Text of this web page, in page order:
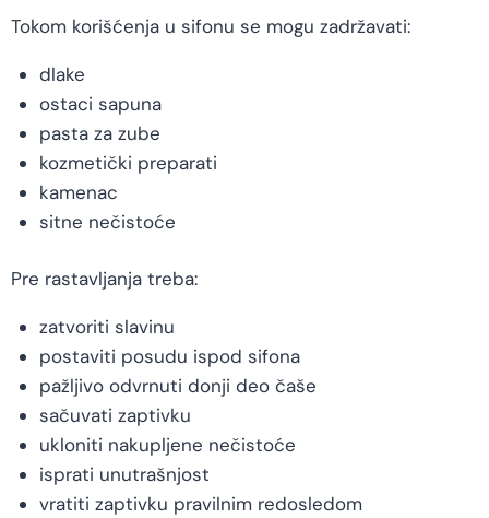
Tokom korišćenja u sifonu se mogu zadržavati:
dlake
ostaci sapuna
pasta za zube
kozmetički preparati
kamenac
sitne nečistoće
Pre rastavljanja treba:
zatvoriti slavinu
postaviti posudu ispod sifona
pažljivo odvrnuti donji deo čaše
sačuvati zaptivku
ukloniti nakupljene nečistoće
isprati unutrašnjost
vratiti zaptivku pravilnim redosledom